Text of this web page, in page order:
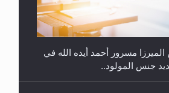
الميرزا مسرور أحمد أيده الله في
جنس المولود..